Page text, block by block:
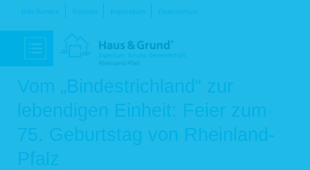
Navigation
Info-Service Kontakt Impressum Datenschutz
Vom „Bindestrichland“ zur
lebendigen Einheit: Feier zum
75. Geburtstag von Rheinland-
Pfalz